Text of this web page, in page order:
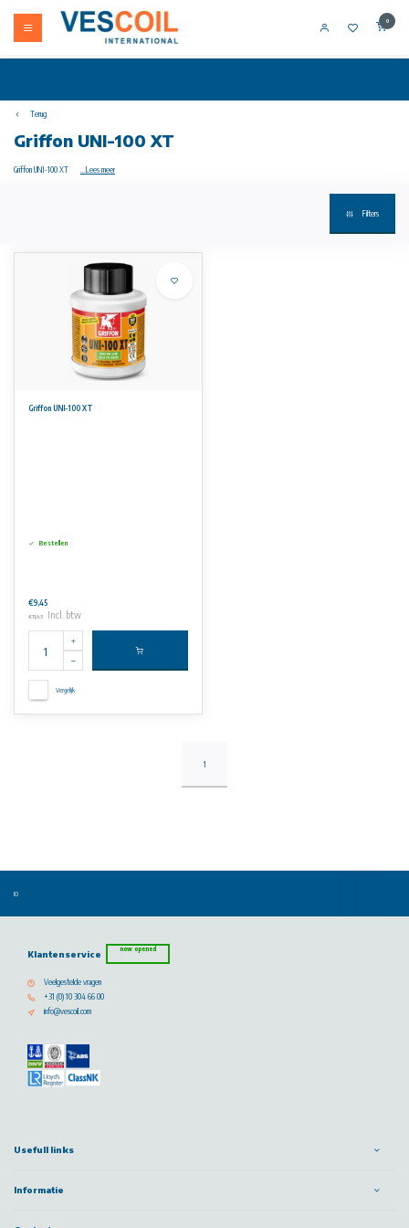
0
Terug
Griffon UNI-100 XT
Griffon UNI-100 XT ...Lees meer
Filters
Griffon UNI-100 XT
Bestellen
€9,45
€11,43 Incl. btw
Vergelijk
1
Klantenservice now opened
Veelgestelde vragen
+31 (0) 10 304 66 00
info@vescoil.com
Usefull links
Informatie